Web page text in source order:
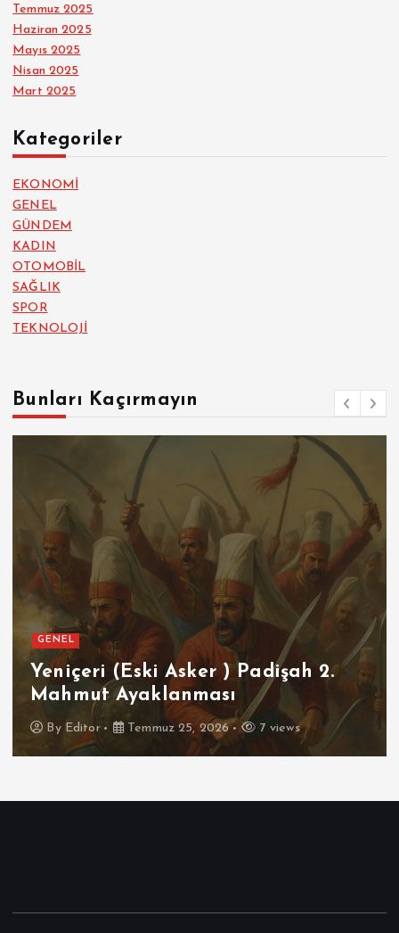
Temmuz 2025
Haziran 2025
Mayıs 2025
Nisan 2025
Mart 2025
Kategoriler
EKONOMİ
GENEL
GÜNDEM
KADIN
OTOMOBİL
SAĞLIK
SPOR
TEKNOLOJİ
Bunları Kaçırmayın
GENEL
Yeniçeri (Eski Asker ) Padişah 2.
Mahmut Ayaklanması
By Editor Temmuz 25, 2026 7 views